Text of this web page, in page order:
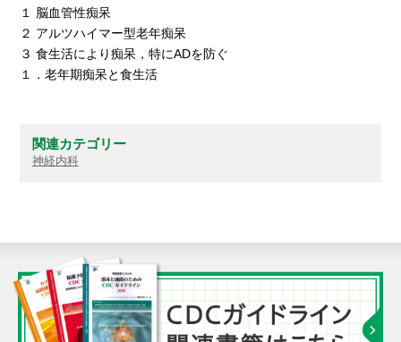
１ 脳血管性痴呆
２ アルツハイマー型老年痴呆
３ 食生活により痴呆，特にADを防ぐ
１．老年期痴呆と食生活
関連カテゴリー
神経内科